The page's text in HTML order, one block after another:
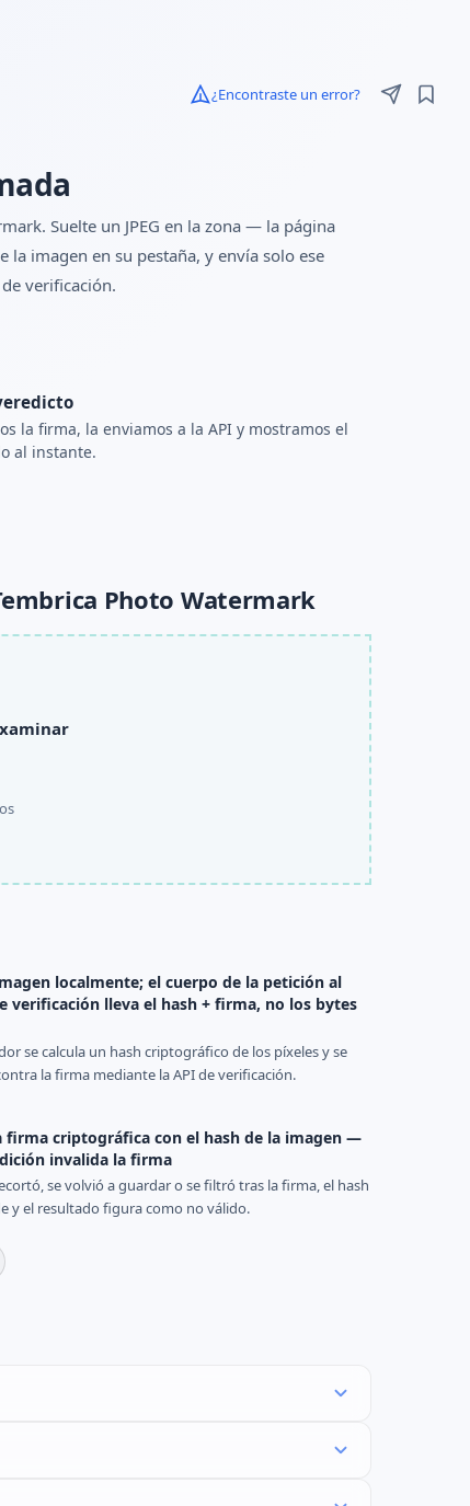
¿Encontraste un error?
Suelte un JPEG en la zona — la página
la imagen en su pestaña, y envía solo ese
verificación.
la firma, la enviamos a la API y mostramos el
al instante.
Photo Watermark
localmente; el cuerpo de la petición al
verificación lleva el hash + firma, no los bytes
se calcula un hash criptográfico de los píxeles y se
la firma mediante la API de verificación.
firma criptográfica con el hash de la imagen —
invalida la firma
se volvió a guardar o se filtró tras la firma, el hash
y el resultado figura como no válido.